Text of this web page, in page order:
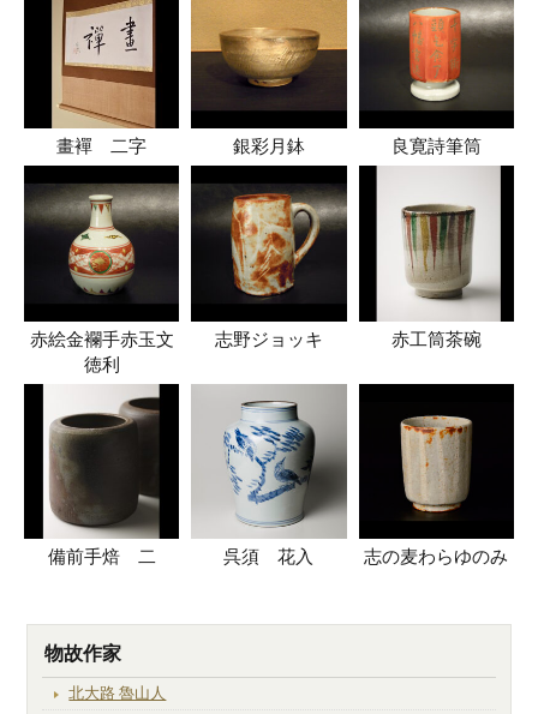
畫襌 二字 銀彩月鉢 良寛詩筆筒
赤絵金襴手赤玉文
徳利
志野ジョッキ 赤工筒茶碗
備前手焙 二 呉須 花入 志の麦わらゆのみ
物故作家
北大路 魯山人